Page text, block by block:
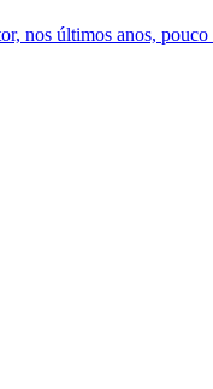
nos últimos anos,